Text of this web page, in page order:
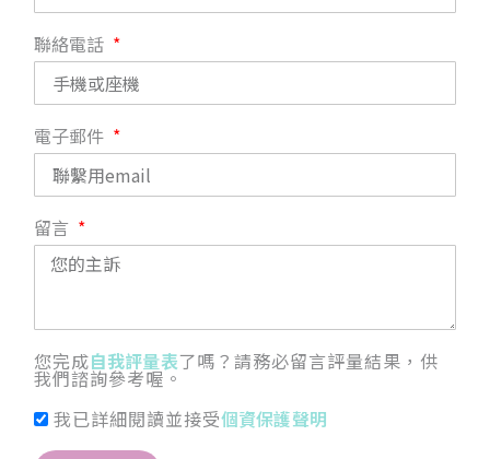
聯絡電話
電子郵件
留言
您完成自我評量表了嗎？請務必留言評量結果，供
我們諮詢參考喔。
我已詳細閱讀並接受個資保護聲明